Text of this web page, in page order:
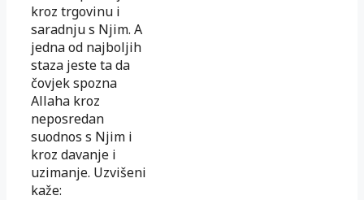
kroz trgovinu i
saradnju s Njim. A
jedna od najboljih
staza jeste ta da
čovjek spozna
Allaha kroz
neposredan
suodnos s Njim i
kroz davanje i
uzimanje. Uzvišeni
kaže: